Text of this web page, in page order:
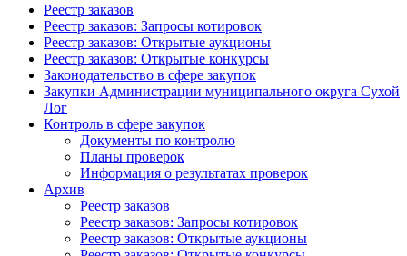
Реестр заказов
Реестр заказов: Запросы котировок
Реестр заказов: Открытые аукционы
Реестр заказов: Открытые конкурсы
Законодательство в сфере закупок
Закупки Администрации муниципального округа Сухой
Лог
Контроль в сфере закупок
Документы по контролю
Планы проверок
Информация о результатах проверок
Архив
Реестр заказов
Реестр заказов: Запросы котировок
Реестр заказов: Открытые аукционы